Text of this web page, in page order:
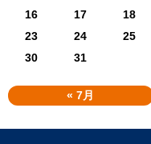
« 7月
16
17 18
23
24 25
30
31